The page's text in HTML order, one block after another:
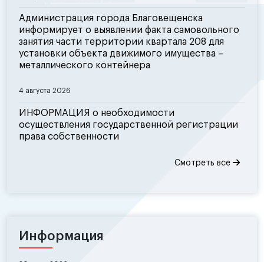
Администрация города Благовещенска
информирует о выявлении факта самовольного
занятия части территории квартала 208 для
установки объекта движимого имущества –
металлического контейнера
4 августа 2026
ИНФОРМАЦИЯ о необходимости
осуществления государственной регистрации
права собственности
Смотреть все
Информация